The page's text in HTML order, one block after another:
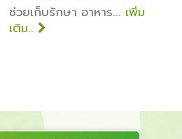
ช่วยเก็บรักษา อาหาร... เพิ่ม
เติม..